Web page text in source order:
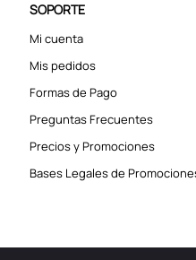
SOPORTE
Mi cuenta
Mis pedidos
Formas de Pago
Preguntas Frecuentes
Precios y Promociones
Bases Legales de